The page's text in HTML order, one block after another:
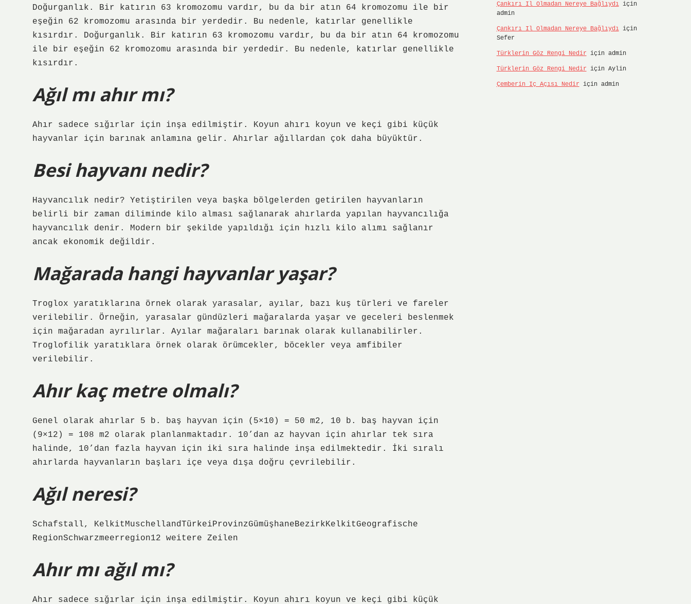
Doğurganlık. Bir katırın 63 kromozomu vardır, bu da bir atın 64 kromozomu ile bir
eşeğin 62 kromozomu arasında bir yerdedir. Bu nedenle, katırlar genellikle
kısırdır. Doğurganlık. Bir katırın 63 kromozomu vardır, bu da bir atın 64 kromozomu
ile bir eşeğin 62 kromozomu arasında bir yerdedir. Bu nedenle, katırlar genellikle
kısırdır.
Ağıl mı ahır mı?
Ahır sadece sığırlar için inşa edilmiştir. Koyun ahırı koyun ve keçi gibi küçük
hayvanlar için barınak anlamına gelir. Ahırlar ağıllardan çok daha büyüktür.
Besi hayvanı nedir?
Hayvancılık nedir? Yetiştirilen veya başka bölgelerden getirilen hayvanların
belirli bir zaman diliminde kilo alması sağlanarak ahırlarda yapılan hayvancılığa
hayvancılık denir. Modern bir şekilde yapıldığı için hızlı kilo alımı sağlanır
ancak ekonomik değildir.
Mağarada hangi hayvanlar yaşar?
Troglox yaratıklarına örnek olarak yarasalar, ayılar, bazı kuş türleri ve fareler
verilebilir. Örneğin, yarasalar gündüzleri mağaralarda yaşar ve geceleri beslenmek
için mağaradan ayrılırlar. Ayılar mağaraları barınak olarak kullanabilirler.
Troglofilik yaratıklara örnek olarak örümcekler, böcekler veya amfibiler
verilebilir.
Ahır kaç metre olmalı?
Genel olarak ahırlar 5 b. baş hayvan için (5×10) = 50 m2, 10 b. baş hayvan için
(9×12) = 108 m2 olarak planlanmaktadır. 10’dan az hayvan için ahırlar tek sıra
halinde, 10’dan fazla hayvan için iki sıra halinde inşa edilmektedir. İki sıralı
ahırlarda hayvanların başları içe veya dışa doğru çevrilebilir.
Ağıl neresi?
Schafstall, KelkitMuschellandTürkeiProvinzGümüşhaneBezirkKelkitGeografische
RegionSchwarzmeerregion12 weitere Zeilen
Ahır mı ağıl mı?
Ahır sadece sığırlar için inşa edilmiştir. Koyun ahırı koyun ve keçi gibi küçük
Çankırı Il Olmadan Nereye Bağlıydıiçin
admin
Çankırı Il Olmadan Nereye Bağlıydıiçin
Sefer
Türklerin Göz Rengi Nedir için admin
Türklerin Göz Rengi Nedir için Aylin
Çemberin Iç Açısı Nedir için admin